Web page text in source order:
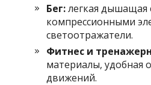
Бег:легкая дышащая
компрессионными
светоотражатели.
Фитнес и
материалы, удобная
движений.